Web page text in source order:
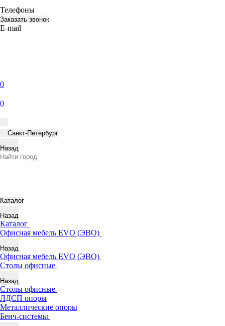
Телефоны
Заказать звонок
E-mail
0
0
Санкт-Петербург
Назад
Каталог
Назад
Каталог
Офисная мебель EVO (ЭВО)
Назад
Офисная мебель EVO (ЭВО)
Cтолы офисные
Назад
Cтолы офисные
ЛДСП опоры
Металлические опоры
Бенч-системы